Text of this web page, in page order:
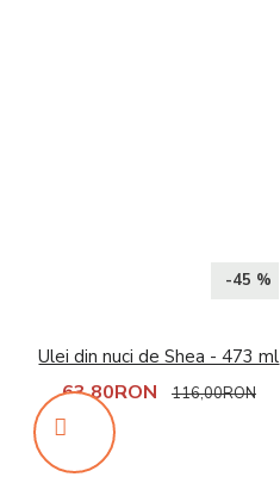
-45 %
Ulei din nuci de Shea - 473 ml
63,80RON 116,00RON